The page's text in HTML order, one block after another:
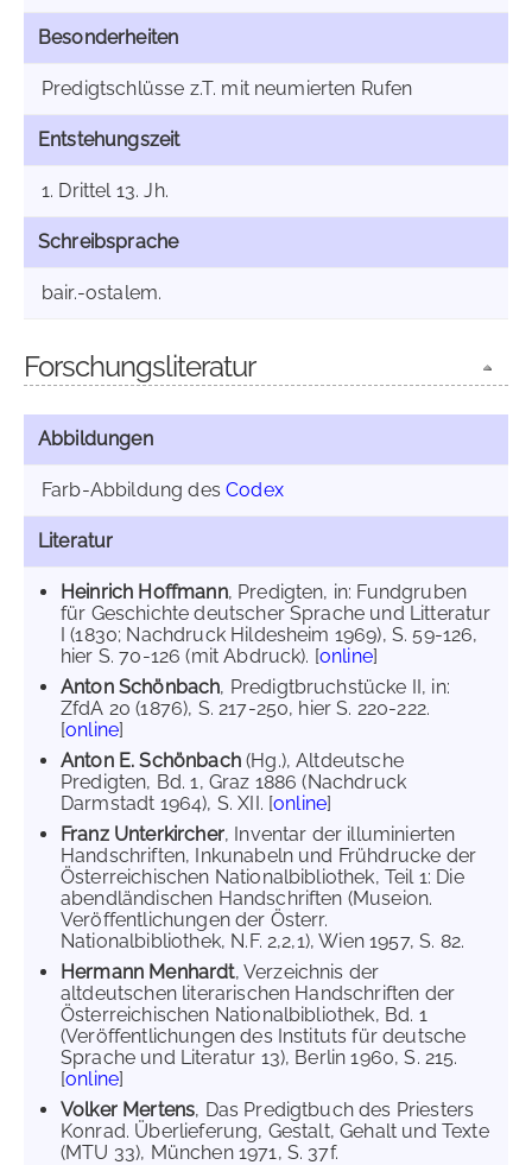
Besonderheiten
Predigtschlüsse z.T. mit neumierten Rufen
Entstehungszeit
1. Drittel 13. Jh.
Schreibsprache
bair.-ostalem.
Forschungsliteratur
Abbildungen
Farb-Abbildung desCodex
Literatur
Heinrich Hoffmann, Predigten, in: Fundgruben
für Geschichte deutscher Sprache und Litteratur
I (1830; Nachdruck Hildesheim 1969), S. 59-126,
hier S. 70-126 (mit Abdruck). [online]
Anton Schönbach, Predigtbruchstücke II, in:
ZfdA 20 (1876), S. 217-250, hier S. 220-222.
[online]
Anton E. Schönbach(Hg.), Altdeutsche
Predigten, Bd. 1, Graz 1886 (Nachdruck
Darmstadt 1964), S. XII. [online]
Franz Unterkircher, Inventar der illuminierten
Handschriften, Inkunabeln und Frühdrucke der
Österreichischen Nationalbibliothek, Teil 1: Die
abendländischen Handschriften (Museion.
Veröffentlichungen der Österr.
Nationalbibliothek, N.F. 2,2,1), Wien 1957, S. 82.
Hermann Menhardt, Verzeichnis der
altdeutschen literarischen Handschriften der
Österreichischen Nationalbibliothek, Bd. 1
(Veröffentlichungen des Instituts für deutsche
Sprache und Literatur 13), Berlin 1960, S. 215.
[online]
Volker Mertens, Das Predigtbuch des Priesters
Konrad. Überlieferung, Gestalt, Gehalt und Texte
(MTU 33), München 1971, S. 37f.